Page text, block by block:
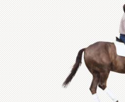
Zum
Hauptinhalt
springen